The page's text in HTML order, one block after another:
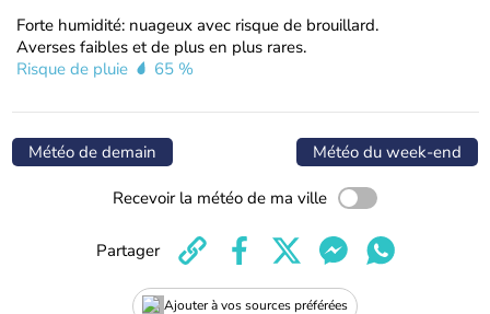
Forte humidité: nuageux avec risque de brouillard.
Averses faibles et de plus en plus rares.
Risque de pluie
65 %
Météo de demain Météo du week-end
Recevoir la météo de ma ville
Ajouter à vos sources préférées
Partager